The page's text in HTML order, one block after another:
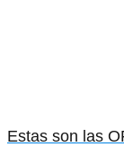
Estas son las